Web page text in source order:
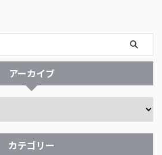
アーカイブ
カテゴリー